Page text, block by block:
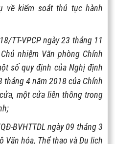
về kiểm soát thủ tục hành
TT-VPCP ngày 23 tháng 11
nhiệm Văn phòng Chính
số quy định của Nghị định
4 năm 2018 của Chính
một cửa liên thông trong
BVHTTDL ngày 09 tháng 3
Văn hóa, Thể thao và Du lịch